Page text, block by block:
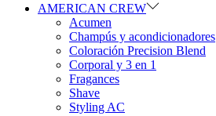
AMERICAN CREW
Acumen
Champús y acondicionadores
Coloración Precision Blend
Corporal y 3 en 1
Fragances
Shave
Styling AC